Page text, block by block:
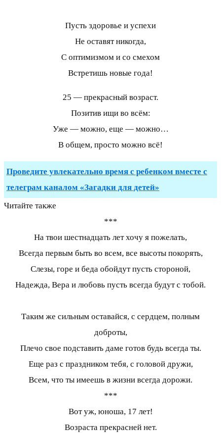
Пусть здоровье и успехи
Не оставят никогда,
С оптимизмом и со смехом
Встретишь новые года!
25 — прекрасный возраст.
Позитив ищи во всём:
Уже — можно, еще — можно…
В общем, просто можно всё!
Проведите увлекательно время с ребенком вместе с
телеграм каналом «Загадки для детей»
Читайте также
***
На твои шестнадцать лет хочу я пожелать,
Всегда первым быть во всем, все высоты покорять,
Слезы, горе и беда обойдут пусть стороной,
Надежда, Вера и любовь пусть всегда будут с тобой.
Таким же сильным оставайся, с сердцем, полным
доброты,
Плечо свое подставить даме готов будь всегда ты.
Еще раз с праздником тебя, с головой дружи,
Всем, что ты имеешь в жизни всегда дорожи.
***
Вот уж, юноша, 17 лет!
Возраста прекрасней нет.